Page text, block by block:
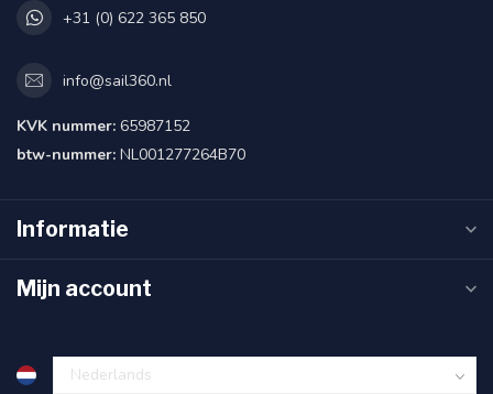
+31 (0) 622 365 850
info@sail360.nl
KVK nummer: 65987152
btw-nummer: NL001277264B70
Informatie
Mijn account